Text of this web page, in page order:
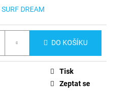
SURF DREAM
DO KOŠÍKU
Tisk
Zeptat se